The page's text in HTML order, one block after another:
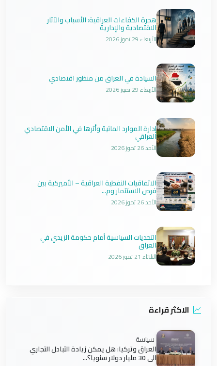
هجرة الكفاءات العراقية: الأسباب والآثار
الاقتصادية والإدارية
الأربعاء 29 تموز 2026
السيادة في العراق من منظور اقتصادي
الأربعاء 29 تموز 2026
إدارة الموارد المائية وأثرها في الأمن الاقتصادي
العراقي
الأحد 26 تموز 2026
الاتفاقيات النفطية العراقية – الأميركية بين
فرص الاستثمار وم...
الأحد 26 تموز 2026
التحديات السياسية أمام حكومة الزيدي في
العراق
الثلاثاء 21 تموز 2026
الاكثر قراءة
سياسة
العراق وتركيا: هل يمكن زيادة التبادل التجاري
الى 30 مليار دولار سنويا؟...